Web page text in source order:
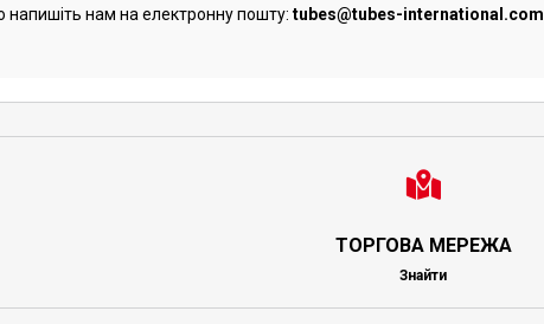
напишіть нам на електронну пошту: tubes@tubes-international.com
ТОРГОВА МЕРЕЖА
Знайти